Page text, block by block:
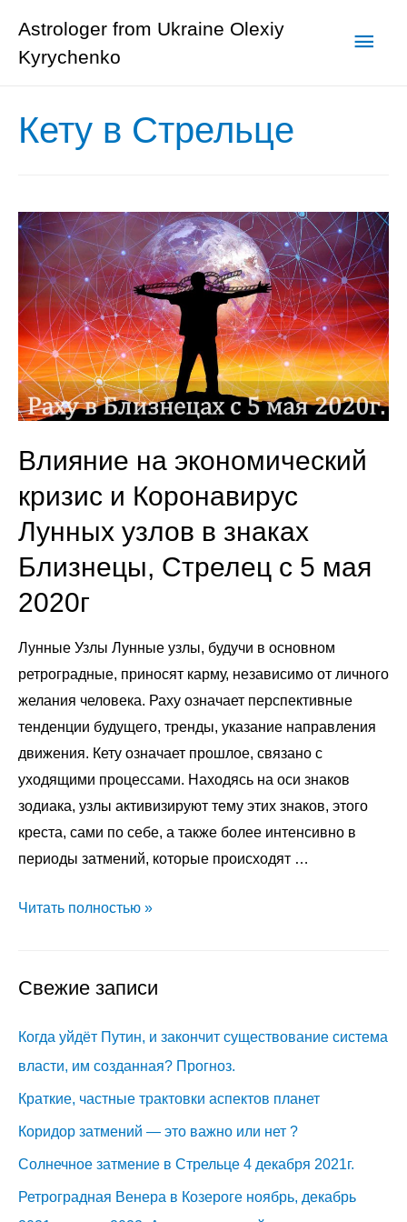
Astrologer from Ukraine Olexiy
Kyrychenko
Кету в Стрельце
Влияние на экономический
кризис и Коронавирус
Лунных узлов в знаках
Близнецы, Стрелец с 5 мая
2020г
Лунные Узлы Лунные узлы, будучи в основном
ретроградные, приносят карму, независимо от личного
желания человека. Раху означает перспективные
тенденции будущего, тренды, указание направления
движения. Кету означает прошлое, связано с
уходящими процессами. Находясь на оси знаков
зодиака, узлы активизируют тему этих знаков, этого
креста, сами по себе, а также более интенсивно в
периоды затмений, которые происходят …
Влияние
кризис
Коронавирус
Лунных
узлов
знаках
Близнецы,
Стрелец
Читать полностью »
Свежие записи
Когда уйдёт Путин, и закончит существование система
власти, им созданная? Прогноз.
Краткие, частные трактовки аспектов планет
Коридор затмений — это важно или нет ?
Солнечное затмение в Стрельце 4 декабря 2021г.
Ретроградная Венера в Козероге ноябрь, декабрь